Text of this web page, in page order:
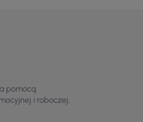
pomocą
i roboczej,